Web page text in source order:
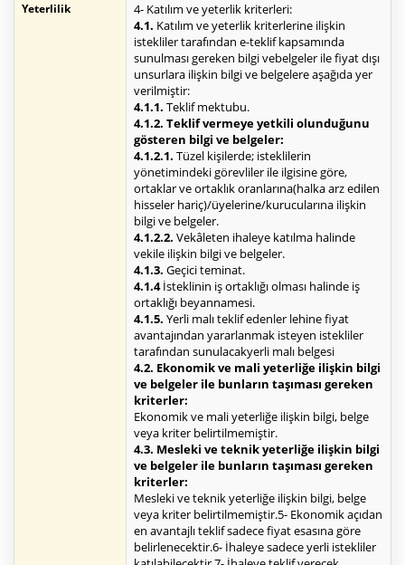
Yeterlilik
4- Katılım ve yeterlik kriterleri:
4.1. Katılım ve yeterlik kriterlerine ilişkin
istekliler tarafından e-teklif kapsamında
sunulması gereken bilgi vebelgeler ile fiyat dışı
unsurlara ilişkin bilgi ve belgelere aşağıda yer
verilmiştir:
4.1.1. Teklif mektubu.
4.1.2. Teklif vermeye yetkili olunduğunu
gösteren bilgi ve belgeler:
4.1.2.1. Tüzel kişilerde; isteklilerin
yönetimindeki görevliler ile ilgisine göre,
ortaklar ve ortaklık oranlarına(halka arz edilen
hisseler hariç)/üyelerine/kurucularına ilişkin
bilgi ve belgeler.
4.1.2.2. Vekâleten ihaleye katılma halinde
vekile ilişkin bilgi ve belgeler.
4.1.3. Geçici teminat.
4.1.4İsteklinin iş ortaklığı olması halinde iş
ortaklığı beyannamesi.
4.1.5. Yerli malı teklif edenler lehine fiyat
avantajından yararlanmak isteyen istekliler
tarafından sunulacakyerli malı belgesi
4.2. Ekonomik ve mali yeterliğe ilişkin bilgi
ve belgeler ile bunların taşıması gereken
kriterler:
Ekonomik ve mali yeterliğe ilişkin bilgi, belge
veya kriter belirtilmemiştir.
4.3. Mesleki ve teknik yeterliğe ilişkin bilgi
ve belgeler ile bunların taşıması gereken
kriterler:
Mesleki ve teknik yeterliğe ilişkin bilgi, belge
veya kriter belirtilmemiştir.5- Ekonomik açıdan
en avantajlı teklif sadece fiyat esasına göre
belirlenecektir.6- İhaleye sadece yerli istekliler